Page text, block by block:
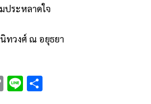
ประหลาดใจ
ทวงศ์ ณ อยุธยา
C Li